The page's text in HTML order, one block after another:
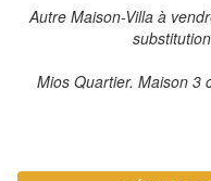
Autre Maison-Villa à
Mios Quartier. Maison 3